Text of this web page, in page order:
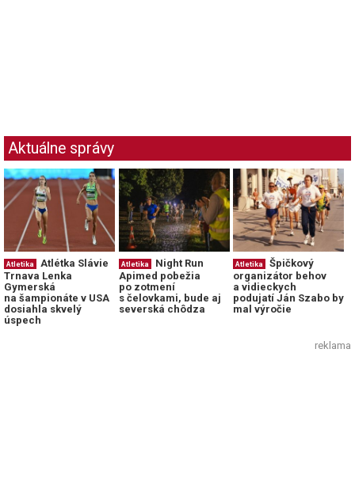
Aktuálne správy
Atletika
Atlétka Slávie
Trnava Lenka
Gymerská
na šampionáte v USA
dosiahla skvelý
úspech
Atletika
Night Run
Apimed pobežia
po zotmení
s čelovkami, bude aj
severská chôdza
Atletika
Špičkový
organizátor behov
a vidieckych
podujatí Ján Szabo by
mal výročie
reklama